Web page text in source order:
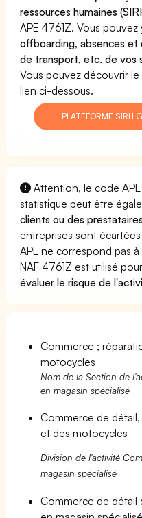
ressources humaines
APE 4761Z. Vous
offboarding, absences
de transport, etc. de vos
Vous pouvez découvrir le
lien ci-dessous.
PLATEFORME SIRH
Attention, le code
statistique peut être
clients ou des prestataires
entreprises sont
APE ne correspond pas
NAF 4761Z est utilisé
évaluer le risque de
Commerce ;
motocycles
Nom de la Section de
en magasin spécialisé
Commerce de
et des motocycles
Division de l'activité
magasin spécialisé
Commerce de détail